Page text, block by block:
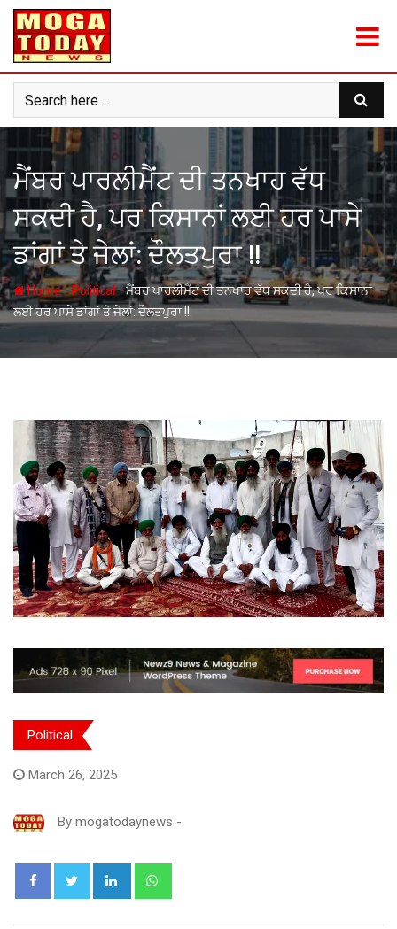
Skip
content
ਮੈਂਬਰ ਪਾਰਲੀਮੈਂਟ ਦੀ ਤਨਖਾਹ ਵੱਧ
ਸਕਦੀ ਹੈ, ਪਰ ਕਿਸਾਨਾਂ ਲਈ ਹਰ ਪਾਸੇ
ਡਾਂਗਾਂ ਤੇ ਜੇਲਾਂ: ਦੌਲਤਪੁਰਾ !!
Home-Political-ਮੈਂਬਰ ਪਾਰਲੀਮੈਂਟ ਦੀ ਤਨਖਾਹ ਵੱਧ ਸਕਦੀ ਹੈ, ਪਰ ਕਿਸਾਨਾਂ
ਲਈ ਹਰ ਪਾਸੇ ਡਾਂਗਾਂ ਤੇ ਜੇਲਾਂ: ਦੌਲਤਪੁਰਾ !!
Political
March 26, 2025
By mogatodaynews -
LinkedIn